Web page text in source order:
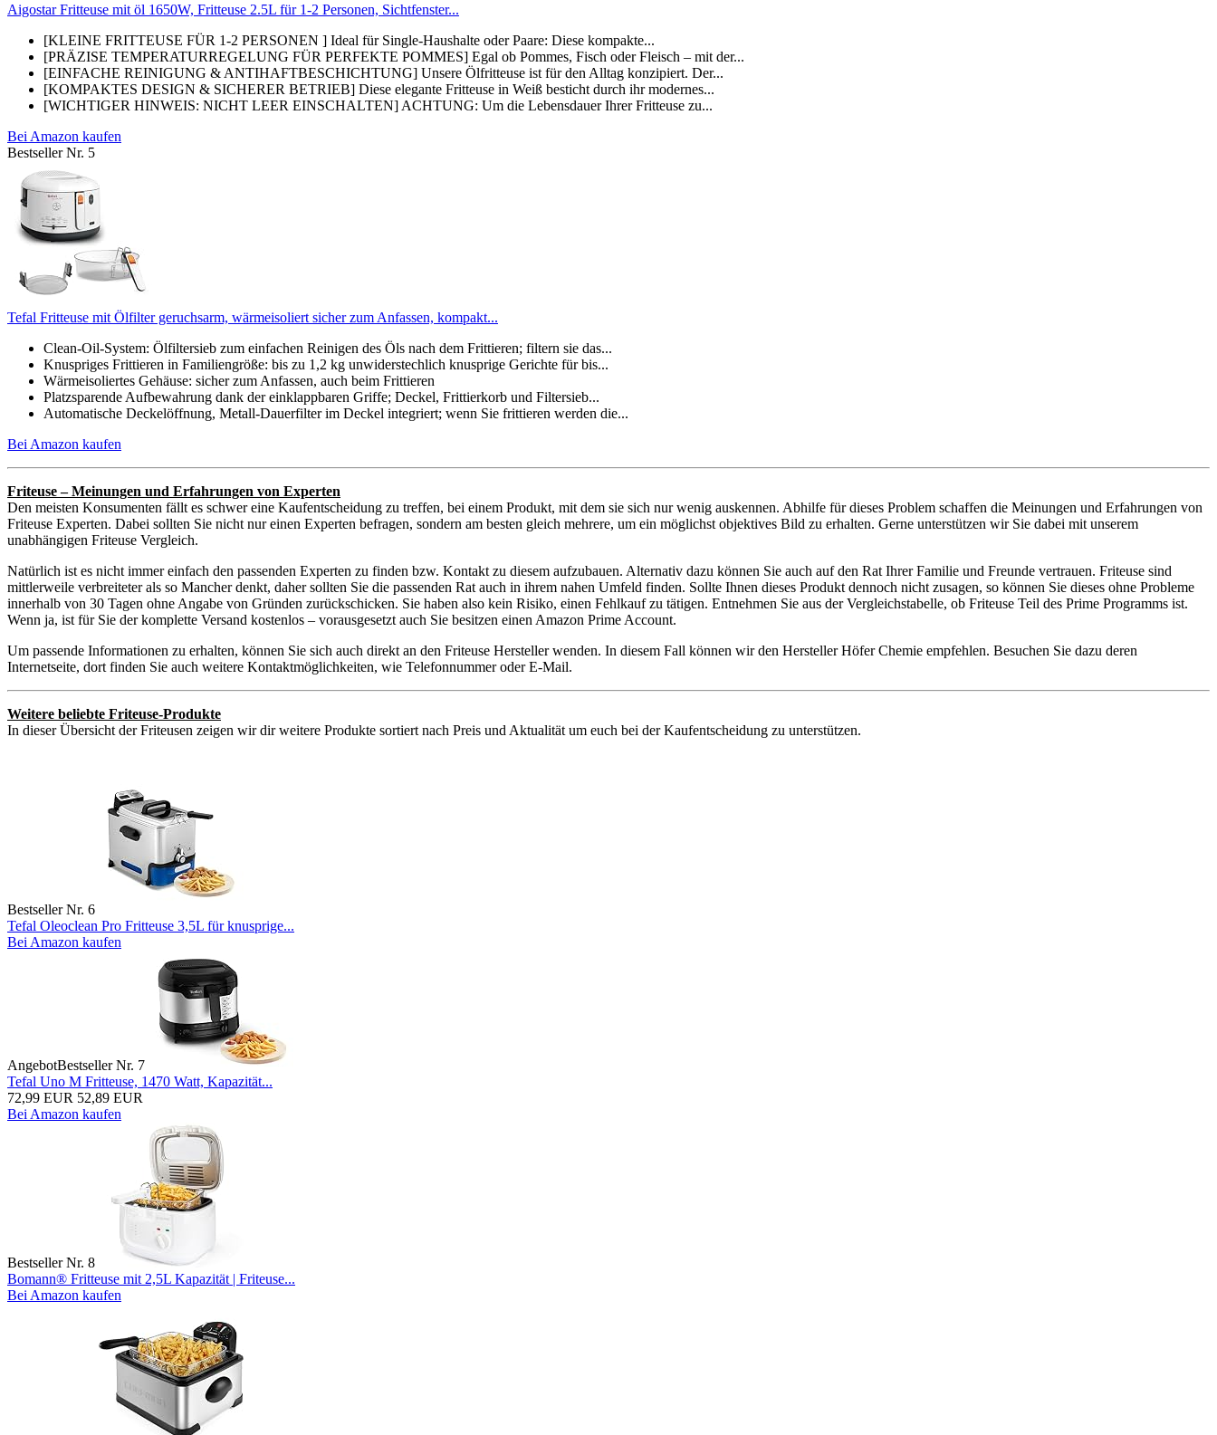
Aigostar Fritteuse mit öl 1650W, Fritteuse 2.5L für 1-2 Personen, Sichtfenster...
[KLEINE FRITTEUSE FÜR 1-2 PERSONEN ] Ideal für Single-Haushalte oder Paare: Diese kompakte...
[PRÄZISE TEMPERATURREGELUNG FÜR PERFEKTE POMMES] Egal ob Pommes, Fisch oder Fleisch – mit der...
[EINFACHE REINIGUNG & ANTIHAFTBESCHICHTUNG] Unsere Ölfritteuse ist für den Alltag konzipiert. Der...
[KOMPAKTES DESIGN & SICHERER BETRIEB] Diese elegante Fritteuse in Weiß besticht durch ihr modernes...
[WICHTIGER HINWEIS: NICHT LEER EINSCHALTEN] ACHTUNG: Um die Lebensdauer Ihrer Fritteuse zu...
Bei Amazon kaufen
Bestseller Nr. 5
Tefal Fritteuse mit Ölfilter geruchsarm, wärmeisoliert sicher zum Anfassen, kompakt...
Clean-Oil-System: Ölfiltersieb zum einfachen Reinigen des Öls nach dem Frittieren; filtern sie das...
Knuspriges Frittieren in Familiengröße: bis zu 1,2 kg unwiderstechlich knusprige Gerichte für bis...
Wärmeisoliertes Gehäuse: sicher zum Anfassen, auch beim Frittieren
Platzsparende Aufbewahrung dank der einklappbaren Griffe; Deckel, Frittierkorb und Filtersieb...
Automatische Deckelöffnung, Metall-Dauerfilter im Deckel integriert; wenn Sie frittieren werden die...
Bei Amazon kaufen
Friteuse – Meinungen und Erfahrungen von Experten
Den meisten Konsumenten fällt es schwer eine Kaufentscheidung zu treffen, bei einem Produkt, mit dem sie sich nur wenig auskennen. Abhilfe für dieses Problem schaffen die Meinungen und Erfahrungen von
Friteuse Experten. Dabei sollten Sie nicht nur einen Experten befragen, sondern am besten gleich mehrere, um ein möglichst objektives Bild zu erhalten. Gerne unterstützen wir Sie dabei mit unserem
unabhängigen Friteuse Vergleich.
Natürlich ist es nicht immer einfach den passenden Experten zu finden bzw. Kontakt zu diesem aufzubauen. Alternativ dazu können Sie auch auf den Rat Ihrer Familie und Freunde vertrauen. Friteuse sind
mittlerweile verbreiteter als so Mancher denkt, daher sollten Sie die passenden Rat auch in ihrem nahen Umfeld finden. Sollte Ihnen dieses Produkt dennoch nicht zusagen, so können Sie dieses ohne Probleme
innerhalb von 30 Tagen ohne Angabe von Gründen zurückschicken. Sie haben also kein Risiko, einen Fehlkauf zu tätigen. Entnehmen Sie aus der Vergleichstabelle, ob Friteuse Teil des Prime Programms ist.
Wenn ja, ist für Sie der komplette Versand kostenlos – vorausgesetzt auch Sie besitzen einen Amazon Prime Account.
Um passende Informationen zu erhalten, können Sie sich auch direkt an den Friteuse Hersteller wenden. In diesem Fall können wir den Hersteller Höfer Chemie empfehlen. Besuchen Sie dazu deren
Internetseite, dort finden Sie auch weitere Kontaktmöglichkeiten, wie Telefonnummer oder E-Mail.
Weitere beliebte Friteuse-Produkte
In dieser Übersicht der Friteusen zeigen wir dir weitere Produkte sortiert nach Preis und Aktualität um euch bei der Kaufentscheidung zu unterstützen.
Bestseller Nr. 6
Tefal Oleoclean Pro Fritteuse 3,5L für knusprige...
Bei Amazon kaufen
AngebotBestseller Nr. 7
Tefal Uno M Fritteuse, 1470 Watt, Kapazität...
72,99 EUR 52,89 EUR
Bei Amazon kaufen
Bestseller Nr. 8
Bomann® Fritteuse mit 2,5L Kapazität | Friteuse...
Bei Amazon kaufen